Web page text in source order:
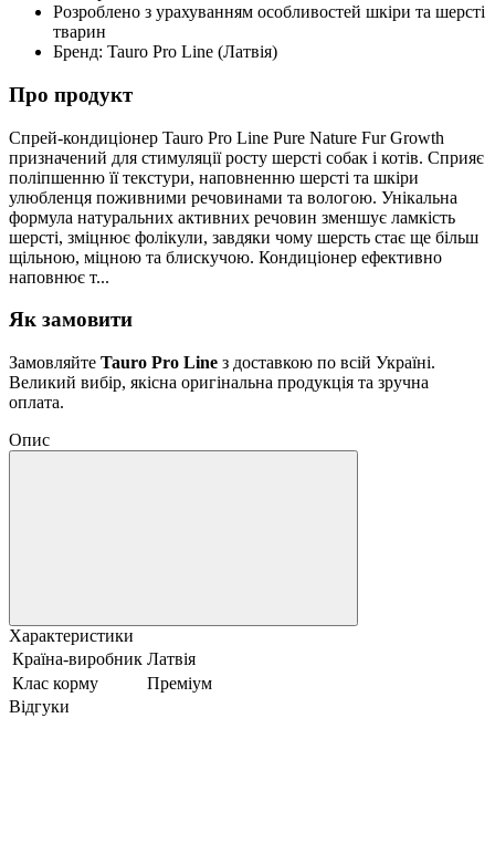
Розроблено з урахуванням особливостей шкіри та шерсті
тварин
Бренд: Tauro Pro Line (Латвія)
Про продукт
Спрей-кондиціонер Tauro Pro Line Pure Nature Fur Growth
призначений для стимуляції росту шерсті собак і котів. Сприяє
поліпшенню її текстури, наповненню шерсті та шкіри
улюбленця поживними речовинами та вологою. Унікальна
формула натуральних активних речовин зменшує ламкість
шерсті, зміцнює фолікули, завдяки чому шерсть стає ще більш
щільною, міцною та блискучою. Кондиціонер ефективно
наповнює т...
Як замовити
Замовляйте Tauro Pro Line з доставкою по всій Україні.
Великий вибір, якісна оригінальна продукція та зручна
оплата.
Опис
Характеристики
Країна-виробник Латвія
Клас корму
Преміум
Відгуки